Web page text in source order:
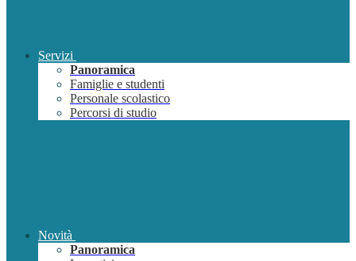
Servizi
Panoramica
Famiglie e studenti
Personale scolastico
Percorsi di studio
Novità
Panoramica